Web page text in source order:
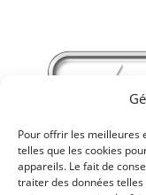
Pour offrir les meilleures
telles que les cookies
appareils. Le fait de
traiter des données